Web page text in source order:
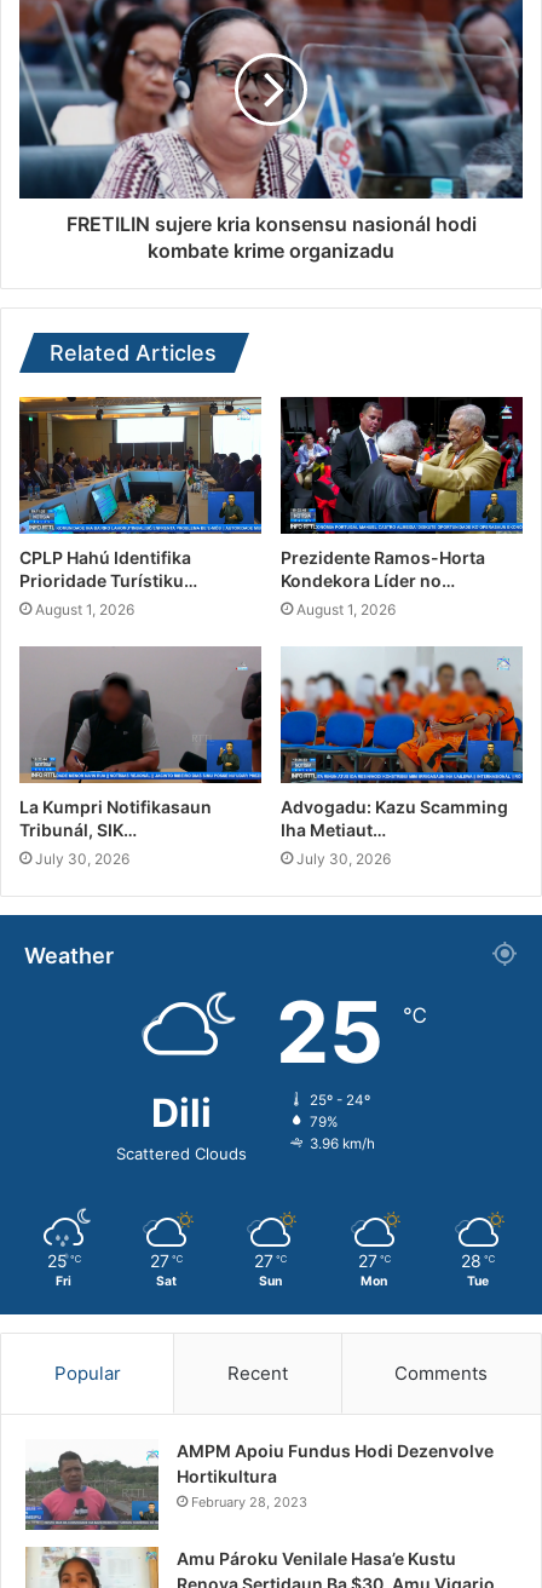
FRETILIN sujere kria konsensu nasionál hodi
kombate krime organizadu
Related Articles
CPLP Hahú Identifika
Prioridade Turístiku…
August 1, 2026
Prezidente Ramos-Horta
Kondekora Líder no…
August 1, 2026
La Kumpri Notifikasaun
Tribunál, SIK…
July 30, 2026
Advogadu: Kazu Scamming
Iha Metiaut…
July 30, 2026
Weather
Dili
Scattered Clouds
25 ℃
25º - 24º
79%
3.96 km/h
25 ℃
Fri
27 ℃
Sat
27 ℃
Sun
27 ℃
Mon
28 ℃
Tue
Popular Recent Comments
AMPM Apoiu Fundus Hodi Dezenvolve
Hortikultura
February 28, 2023
Amu Pároku Venilale Hasa’e Kustu
Renova Sertidaun Ba $30, Amu Vigario